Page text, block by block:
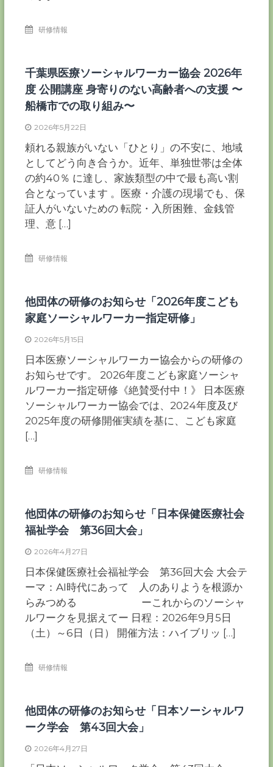
研修情報
千葉県医療ソーシャルワーカー協会 2026年
度 公開講座 身寄りのない高齢者への支援 〜
船橋市での取り組み〜
2026年5月22日
頼れる親族がいない「ひとり」の不安に、地域
としてどう向き合うか。近年、単独世帯は全体
の約40％ に達し、家族類型の中で最も高い割
合となっています 。医療・介護の現場でも、保
証人がいないための 転院・入所困難、金銭管
理、意 […]
研修情報
他団体の研修のお知らせ「2026年度こども
家庭ソーシャルワーカー指定研修」
2026年5月15日
日本医療ソーシャルワーカー協会からの研修の
お知らせです。 2026年度こども家庭ソーシャ
ルワーカー指定研修《絶賛受付中！》 日本医療
ソーシャルワーカー協会では、2024年度及び
2025年度の研修開催実績を基に、こども家庭
[…]
研修情報
他団体の研修のお知らせ「日本保健医療社会
福祉学会 第36回大会」
2026年4月27日
日本保健医療社会福祉学会 第36回大会 大会テ
ーマ：AI時代にあって 人のありようを根源か
らみつめる ーこれからのソーシャ
ルワークを見据えてー 日程：2026年9月5日
（土）～6日（日） 開催方法：ハイブリッ […]
研修情報
他団体の研修のお知らせ「日本ソーシャルワ
ーク学会 第43回大会」
2026年4月27日